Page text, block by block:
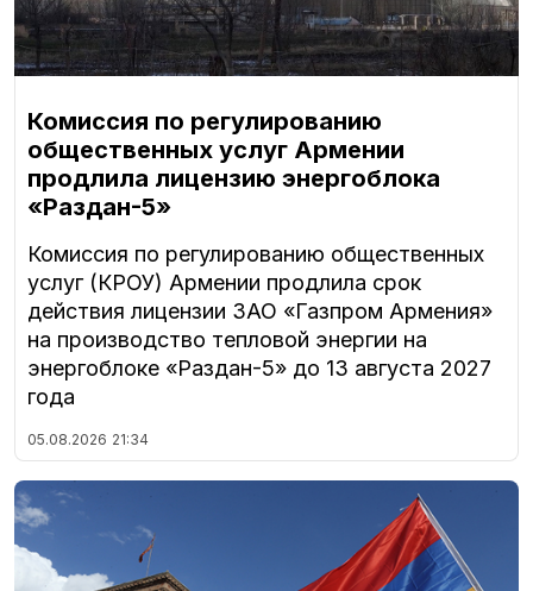
Комиссия по регулированию
общественных услуг Армении
продлила лицензию энергоблока
«Раздан-5»
Комиссия по регулированию общественных
услуг (КРОУ) Армении продлила срок
действия лицензии ЗАО «Газпром Армения»
на производство тепловой энергии на
энергоблоке «Раздан-5» до 13 августа 2027
года
05.08.2026 21:34